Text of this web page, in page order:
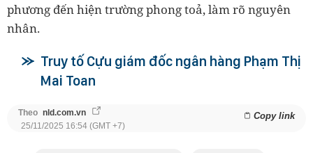
phương đến hiện trường phong toả, làm rõ nguyên
nhân.
Truy tố Cựu giám đốc ngân hàng Phạm Thị
Mai Toan
Theo nld.com.vn Copy link
25/11/2025 16:54 (GMT +7)